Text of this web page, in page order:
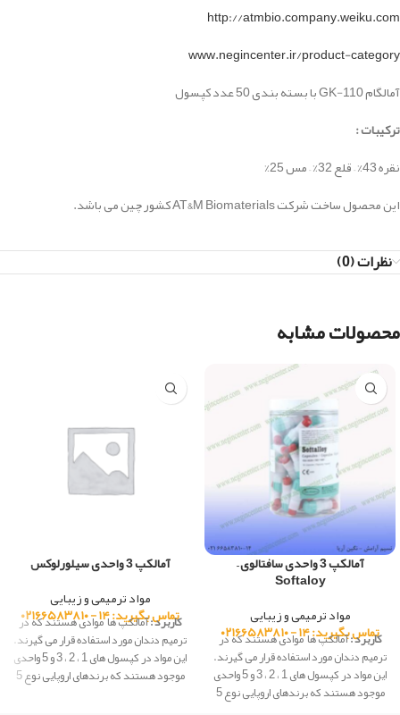
http://atmbio.company.weiku.com
www.negincenter.ir/product-category
آمالگام GK-110 با بسته بندی 50 عدد کپسول
ترکیبات :
نقره 43% – قلع 32% – مس 25%
این محصول ساخت شرکت AT&M Biomaterials کشور چین می باشد.
نظرات (0)
محصولات مشابه
آمالکپ 3 واحدی سافتالوی –
Softaloy
مواد ترمیمی و زیبایی
تماس بگیرید: ۱۴ - ۰۲۱۶۶۵۸۳۸۱۰
کاربرد :آمالکپ ها موادی هستند که در
ترمیم دندان مورد استفاده قرار می گیرند.
این مواد در کپسول های 1 ، 2 ، 3 و 5 واحدی
موجود هستند که برندهای اروپایی نوع 5
آمالکپ 3 واحدی سیلورلوکس
مواد ترمیمی و زیبایی
تماس بگیرید: ۱۴ - ۰۲۱۶۶۵۸۳۸۱۰
کاربرد :آمالکپ ها موادی هستند که در
ترمیم دندان مورد استفاده قرار می گیرند.
این مواد در کپسول های 1 ، 2 ، 3 و 5 واحدی
موجود هستند که برندهای اروپایی نوع 5